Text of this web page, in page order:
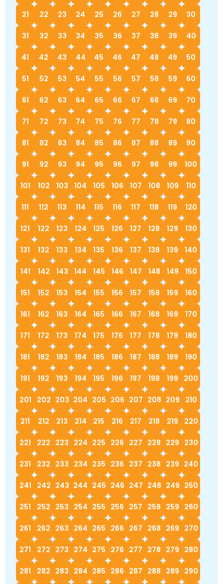
21 22 23 24 25 26 27 28 29 30
31 32 33 34 35 36 37 38 39 40
41 42 43 44 45 46 47 48 49 50
51 52 53 54 55 56 57 58 59 60
61 62 63 64 65 66 67 68 69 70
71 72 73 74 75 76 77 78 79 80
81 82 83 84 85 86 87 88 89 90
91 92 93 94 95 96 97 98 99 100
101 102 103 104 105 106 107 108 109 110
111 112 113 114 115 116 117 118 119 120
121 122 123 124 125 126 127 128 129 130
131 132 133 134 135 136 137 138 139 140
141 142 143 144 145 146 147 148 149 150
151 152 153 154 155 156 157 158 159 160
161 162 163 164 165 166 167 168 169 170
171 172 173 174 175 176 177 178 179 180
181 182 183 184 185 186 187 188 189 190
191 192 193 194 195 196 197 198 199 200
201 202 203 204 205 206 207 208 209 210
211 212 213 214 215 216 217 218 219 220
221 222 223 224 225 226 227 228 229 230
231 232 233 234 235 236 237 238 239 240
241 242 243 244 245 246 247 248 249 250
251 252 253 254 255 256 257 258 259 260
261 262 263 264 265 266 267 268 269 270
271 272 273 274 275 276 277 278 279 280
281 282 283 284 285 286 287 288 289 290